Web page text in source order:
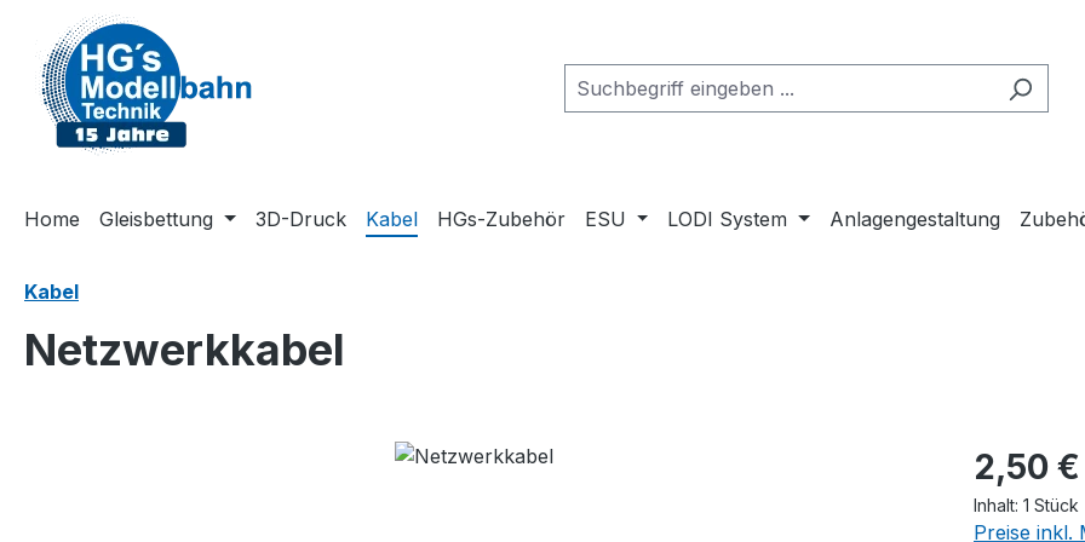
Hauptinhalt springen
Zur Suche springen
Zur Hauptnavigation springen
Home Gleisbettung 3D-Druck Kabel HGs-Zubehör ESU LODI System Anlagengestaltung
Kabel
Netzwerkkabel
Regulärer
2,50 €
Inhalt: 1 Stück
Preise inkl.